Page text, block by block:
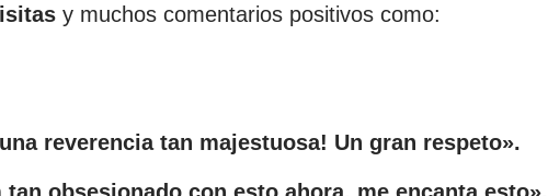
y muchos comentarios positivos como:
una reverencia tan majestuosa! Un gran respeto».
tan obsesionado con esto ahora, me encanta esto».